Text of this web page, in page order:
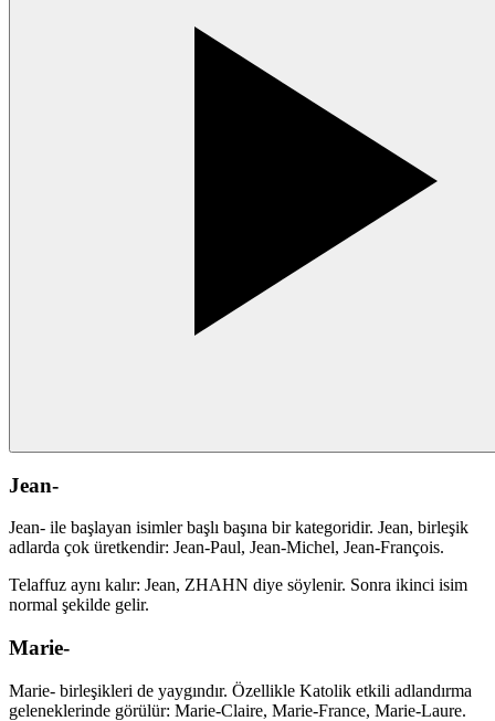
Jean-
Jean- ile başlayan isimler başlı başına bir kategoridir. Jean, birleşik
adlarda çok üretkendir: Jean-Paul, Jean-Michel, Jean-François.
Telaffuz aynı kalır: Jean, ZHAHN diye söylenir. Sonra ikinci isim
normal şekilde gelir.
Marie-
Marie- birleşikleri de yaygındır. Özellikle Katolik etkili adlandırma
geleneklerinde görülür: Marie-Claire, Marie-France, Marie-Laure.